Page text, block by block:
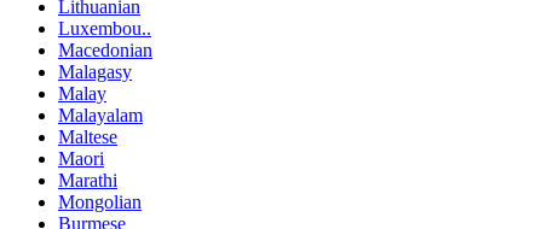
Lithuanian
Luxembou..
Macedonian
Malagasy
Malay
Malayalam
Maltese
Maori
Marathi
Mongolian
Burmese